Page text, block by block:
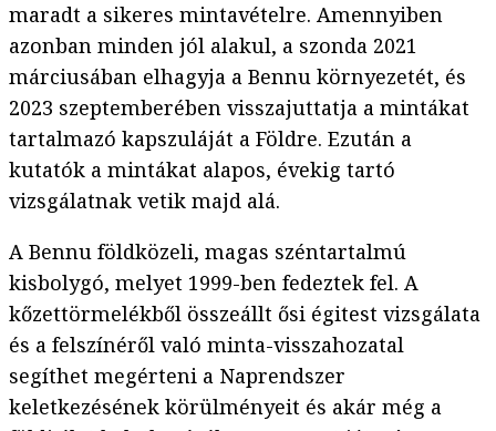
maradt a sikeres mintavételre. Amennyiben
azonban minden jól alakul, a szonda 2021
márciusában elhagyja a Bennu környezetét, és
2023 szeptemberében visszajuttatja a mintákat
tartalmazó kapszuláját a Földre. Ezután a
kutatók a mintákat alapos, évekig tartó
vizsgálatnak vetik majd alá.
A Bennu földközeli, magas széntartalmú
kisbolygó, melyet 1999-ben fedeztek fel. A
kőzettörmelékből összeállt ősi égitest vizsgálata
és a felszínéről való minta-visszahozatal
segíthet megérteni a Naprendszer
keletkezésének körülményeit és akár még a